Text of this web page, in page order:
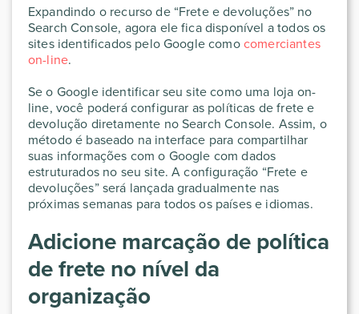
Expandindo o recurso de “Frete e devoluções” no
Search Console, agora ele fica disponível a todos os
sites identificados pelo Google comocomerciantes
on-line.
Se o Google identificar seu site como uma loja on-
line, você poderá configurar as políticas de frete e
devolução diretamente no Search Console. Assim, o
método é baseado na interface para compartilhar
suas informações com o Google com dados
estruturados no seu site. A configuração “Frete e
devoluções” será lançada gradualmente nas
próximas semanas para todos os países e idiomas.
Adicione marcação de política
de frete no nível da
organização